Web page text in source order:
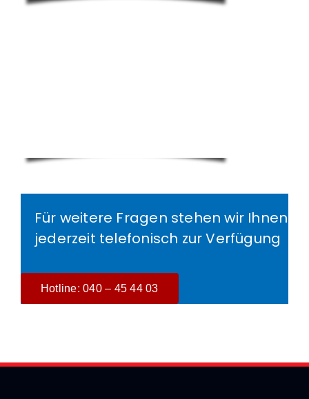
Für weitere Fragen stehen wir Ihnen
jederzeit telefonisch zur Verfügung
Hotline: 040 – 45 44 03